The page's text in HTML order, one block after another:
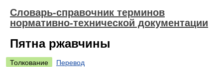
Словарь-справочник терминов
нормативно-технической документации
Пятна ржавчины
Толкование
Перевод